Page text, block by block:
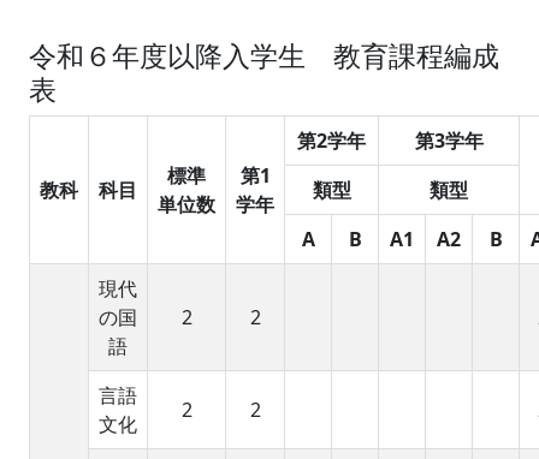
令和６年度以降入学生 教育課程編成
表
教科 科目
標準
単位数
第1
学年
第2学年
第3学年
類型
類型
A
B A1 A2 B
現代
の国
語
2 2
言語
文化
2 2